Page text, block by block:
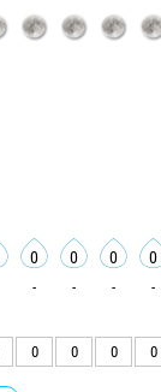
0 0 0 0
- - - -
0 0 0 0